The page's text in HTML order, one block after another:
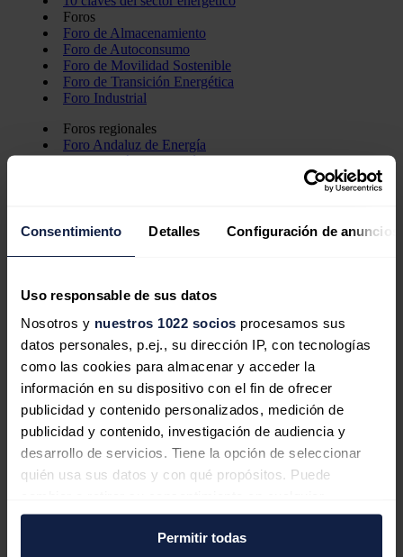
Consentimiento Detalles Configuración de anuncios
Uso responsable de sus datos
Nosotros y nuestros 1022 socios procesamos sus
datos personales, p.ej., su dirección IP, con tecnologías
como las cookies para almacenar y acceder la
información en su dispositivo con el fin de ofrecer
publicidad y contenido personalizados, medición de
publicidad y contenido, investigación de audiencia y
desarrollo de servicios. Tiene la opción de seleccionar
quién usa sus datos y con qué propósitos. Puede
momento desde la Declaración de cookies o clicando en
el Menú de consentimiento.Permitir todas
Foros
Foro de Almacenamiento
Foro de Autoconsumo
Foro de Movilidad Sostenible
Foro de Transición Energética
Foro Industrial
Foros regionales
Foro Andaluz de Energía
Foro Catalán de Energía
Especiales
COP 29
Servicios
Newsletter
Media kit
ON | Podcast
Política energética
Renovables
Mercados
Opinión
Eléctricas
Petróleo & Gas
Almacenamiento
Buscar
No se han encontrado resultados buscando
photo profile